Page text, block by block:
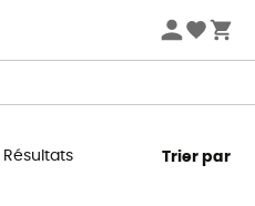
2 produits* code Summer5
Résultats Trier par